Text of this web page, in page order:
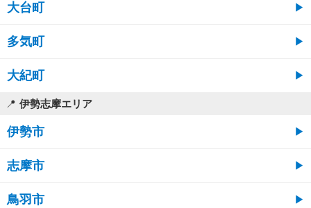
大台町
多気町
大紀町
伊勢志摩エリア
伊勢市
志摩市
鳥羽市